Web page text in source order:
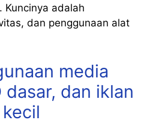
Kuncinya adalah
dan penggunaan alat
media
dasar, dan iklan